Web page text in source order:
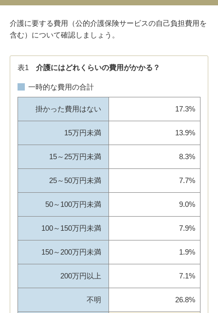
介護に要する費用（公的介護保険サービスの自己負担費用を
含む）について確認しましょう。
表1 介護にはどれくらいの費用がかかる？
一時的な費用の合計
掛かった費用はない 17.3%
15万円未満 13.9%
15～25万円未満 8.3%
25～50万円未満 7.7%
50～100万円未満 9.0%
100～150万円未満 7.9%
150～200万円未満 1.9%
200万円以上 7.1%
不明 26.8%